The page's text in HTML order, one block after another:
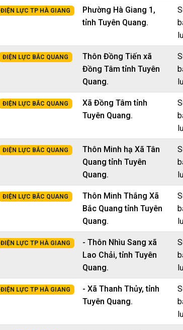
ĐIỆN LỰC TP HÀ GIANG
Phường Hà Giang 1,
tỉnh Tuyên Quang.
ĐIỆN LỰC BẮC QUANG
Thôn Đồng Tiến xã
Đồng Tâm tỉnh Tuyên
Quang.
ĐIỆN LỰC BẮC QUANG
Xã Đồng Tâm tỉnh
Tuyên Quang.
ĐIỆN LỰC BẮC QUANG
Thôn Minh hạ Xã Tân
Quang tỉnh Tuyên
Quang.
ĐIỆN LỰC BẮC QUANG
Thôn Minh Thắng Xã
Bắc Quang tỉnh Tuyên
Quang.
ĐIỆN LỰC TP HÀ GIANG
- Thôn Nhìu Sang xã
Lao Chải, tỉnh Tuyên
Quang.
ĐIỆN LỰC TP HÀ GIANG
- Xã Thanh Thủy, tỉnh
Tuyên Quang.